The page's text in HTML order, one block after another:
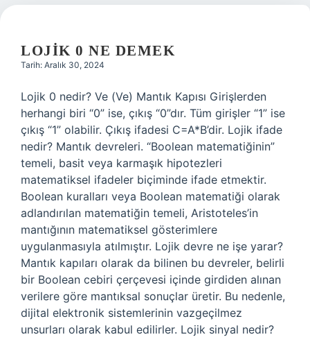
LOJIK 0 NE DEMEK
Tarih: Aralık 30, 2024
Lojik 0 nedir? Ve (Ve) Mantık Kapısı Girişlerden
herhangi biri “0” ise, çıkış “0”dır. Tüm girişler “1” ise
çıkış “1” olabilir. Çıkış ifadesi C=A*B’dir. Lojik ifade
nedir? Mantık devreleri. “Boolean matematiğinin”
temeli, basit veya karmaşık hipotezleri
matematiksel ifadeler biçiminde ifade etmektir.
Boolean kuralları veya Boolean matematiği olarak
adlandırılan matematiğin temeli, Aristoteles’in
mantığının matematiksel gösterimlere
uygulanmasıyla atılmıştır. Lojik devre ne işe yarar?
Mantık kapıları olarak da bilinen bu devreler, belirli
bir Boolean cebiri çerçevesi içinde girdiden alınan
verilere göre mantıksal sonuçlar üretir. Bu nedenle,
dijital elektronik sistemlerinin vazgeçilmez
unsurları olarak kabul edilirler. Lojik sinyal nedir?